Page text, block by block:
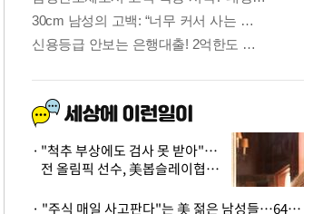
"척추 부상에도 검사 못 받아"…
전 올림픽 선수, 美봅슬레이협회
· "주식 매일 사고판다"는 美 젊은 남성들…64%가 "나는 인생의 패배자“